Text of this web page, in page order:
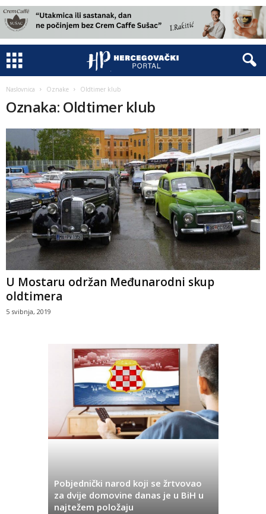
Naslovnica Oznake Oldtimer klub
Oznaka: Oldtimer klub
U Mostaru održan Međunarodni skup
oldtimera
5 svibnja, 2019
Pobjednički narod koji se žrtvovao
za dvije domovine danas je u BiH u
najtežem položaju